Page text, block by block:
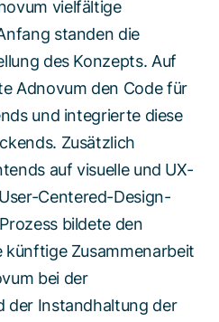
vielfältige
standen die
des Konzepts. Auf
Adnovum den Code für
und integrierte diese
Zusätzlich
auf visuelle und UX-
Centered-Design-
bildete den
Zusammenarbeit
bei der
der Instandhaltung der